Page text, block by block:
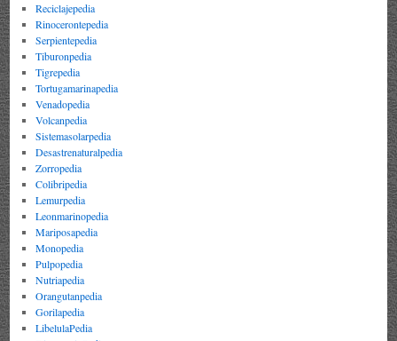
Reciclajepedia
Rinocerontepedia
Serpientepedia
Tiburonpedia
Tigrepedia
Tortugamarinapedia
Venadopedia
Volcanpedia
Sistemasolarpedia
Desastrenaturalpedia
Zorropedia
Colibripedia
Lemurpedia
Leonmarinopedia
Mariposapedia
Monopedia
Pulpopedia
Nutriapedia
Orangutanpedia
Gorilapedia
LibelulaPedia